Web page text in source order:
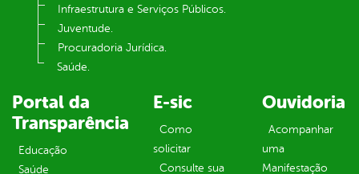
Infraestrutura e Serviços Públicos.
Juventude.
Procuradoria Jurídica.
Saúde.
Portal da
Transparência
Educação
Saúde
E-sic
Como
solicitar
Consulte sua
Ouvidoria
Acompanhar
uma
Manifestação